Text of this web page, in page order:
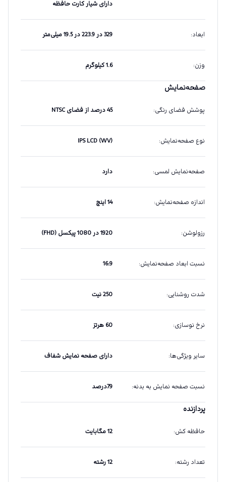
دارای شیار کارت حافظه
ابعاد: 329 در 223.9 در 19.5 میلی‌متر
وزن: 1.6 کیلوگرم
صفحه‌نمایش
پوشش فضای رنگی: 45 درصد از فضای NTSC
نوع صفحه‌نمایش:
IPS LCD (WV)
صفحه‌نمایش لمسی: دارد
اندازه صفحه‌نمایش: 14 اینچ
رزولوشن: 1920 در 1080 پیکسل (FHD)
نسبت ابعاد صفحه‌نمایش:
16:9
شدت روشنایی: 250 نیت
نرخ نوسازی: 60 هرتز
سایر ویژگی‌ها: دارای صفحه نمایش شفاف
نسبت صفحه‌ نمایش به بدنه: 79درصد
پردازنده
حافظه کش: 12 مگابایت
تعداد رشته: 12 رشته